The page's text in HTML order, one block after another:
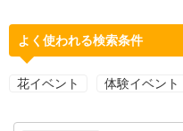
よく使われる検索条件
花イベント 体験イベント